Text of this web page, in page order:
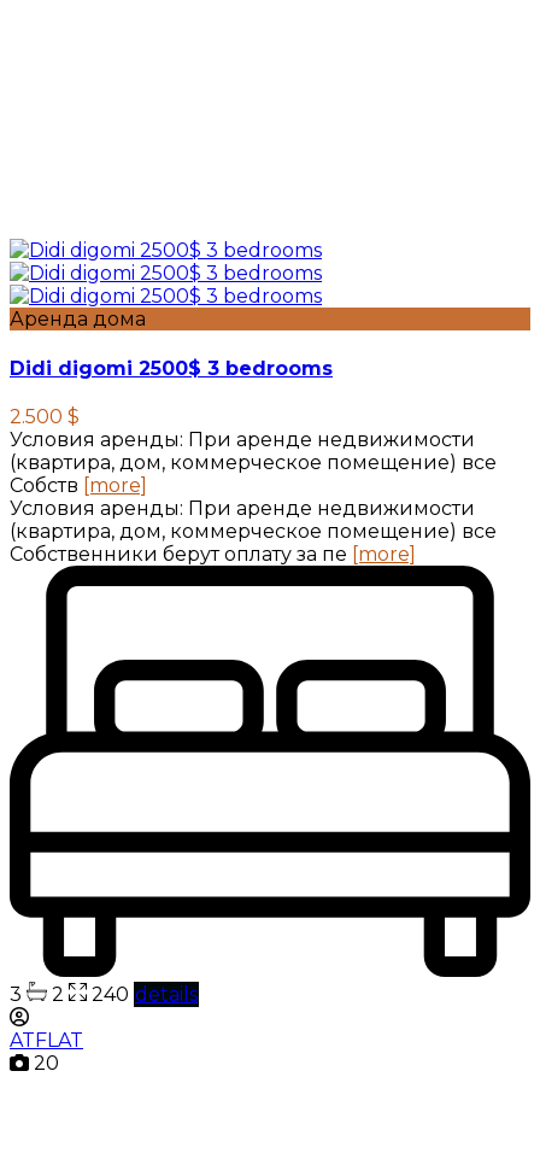
Аренда дома
Didi digomi 2500$ 3 bedrooms
2.500 $
Условия аренды: При аренде недвижимости
(квартира, дом, коммерческое помещение) все
Собств [more]
Условия аренды: При аренде недвижимости
(квартира, дом, коммерческое помещение) все
Собственники берут оплату за пе [more]
3 2 240 details
ATFLAT
20